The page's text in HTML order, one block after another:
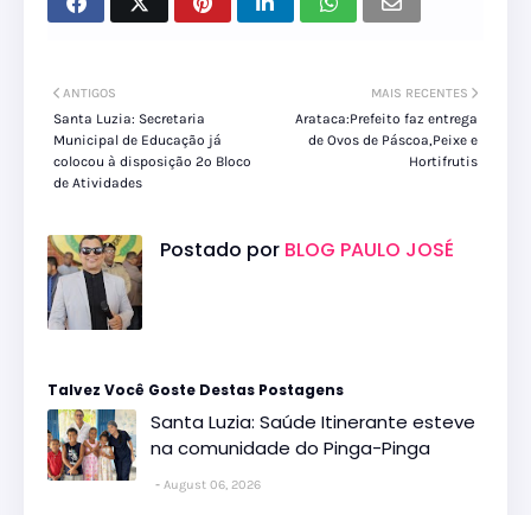
MAIS RECENTES
Arataca:Prefeito faz entrega
de Ovos de Páscoa,Peixe e
Hortifrutis
ANTIGOS
Santa Luzia: Secretaria
Municipal de Educação já
colocou à disposição 2º Bloco
de Atividades
Postado por BLOG PAULO JOSÉ
Talvez Você Goste Destas Postagens
Santa Luzia: Saúde Itinerante esteve
na comunidade do Pinga-Pinga
August 06, 2026